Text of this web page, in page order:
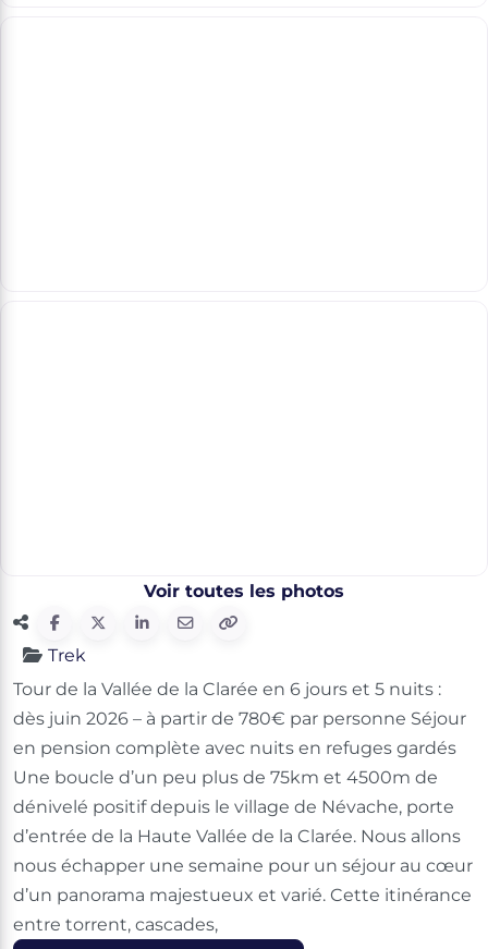
Voir toutes les photos
Trek
Tour de la Vallée de la Clarée en 6 jours et 5 nuits :
dès juin 2026 – à partir de 780€ par personne Séjour
en pension complète avec nuits en refuges gardés
Une boucle d’un peu plus de 75km et 4500m de
dénivelé positif depuis le village de Névache, porte
d’entrée de la Haute Vallée de la Clarée. Nous allons
nous échapper une semaine pour un séjour au cœur
d’un panorama majestueux et varié. Cette itinérance
entre torrent, cascades,